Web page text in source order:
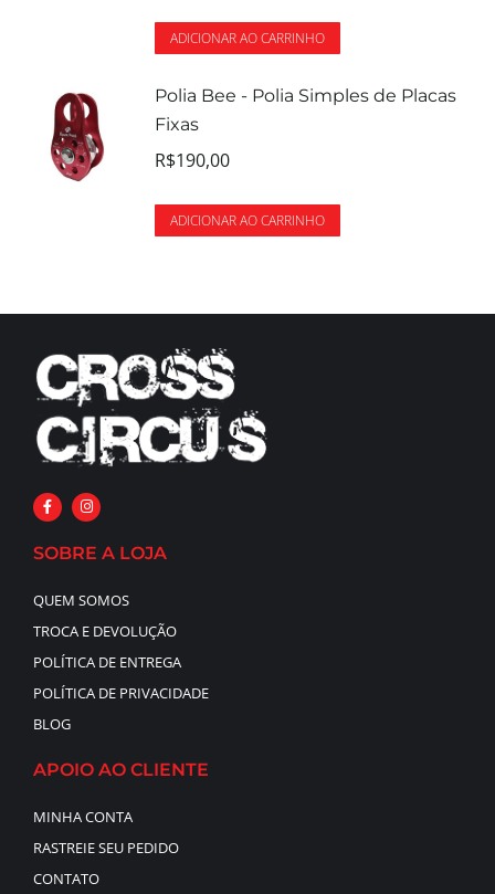
ADICIONAR AO CARRINHO
Polia Bee - Polia Simples de Placas
Fixas
R$190,00
ADICIONAR AO CARRINHO
SOBRE A LOJA
QUEM SOMOS
TROCA E DEVOLUÇÃO
POLÍTICA DE ENTREGA
POLÍTICA DE PRIVACIDADE
BLOG
APOIO AO CLIENTE
MINHA CONTA
RASTREIE SEU PEDIDO
CONTATO